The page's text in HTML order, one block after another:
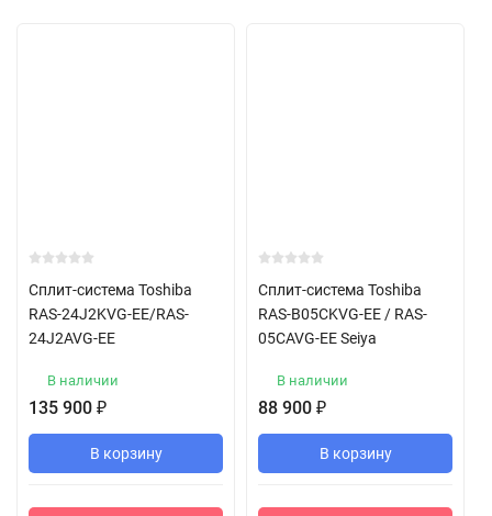
Сплит-система Toshiba
RAS-24J2KVG-EE/RAS-
24J2AVG-EE
В наличии
135 900 ₽
В корзину
Сплит-система Toshiba
RAS-B05CKVG-EE / RAS-
05CAVG-EE Seiya
В наличии
88 900 ₽
В корзину